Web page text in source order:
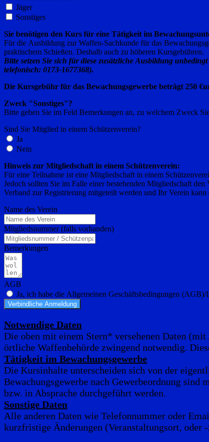
Jäger
Sonstiges
Sie benötigen den Kurs für eine Tätigkeit im
Für die Ausbildung zur Waffen-Sachkunde für das
praktischem Schießen. Deshalb auch zu höheren Kursgebühren.
Bitte setzen Sie sich für diese zusätzliche Ausbildung
telefonisch: 0173-1677368).
Die Kursgebühr für das Bewachungsgewerbe beträgt 250
Zweck "Sonstiges"?
Bitte geben Sie im Feld Bemerkungen an, zu welchem Zweck
Sind Sie Mitglied in einem Schützenverein?
Ja
Nein
Hinweis zur Mitgliedschaft in einem Schützenverein:
Für eine Teilnahme ist eine Mitgliedschaft in einem
Jedoch sollten Sie im Falle einer bestehenden Mitgliedschaft
Verband zur Registrierung mitgeteilt werden und Ihr Verein kann
Name des Verein
Mitgliedsnummer (falls vorhanden)
Bemerkungen
AGB
Ja, ich habe die Allgemeinen Geschäftsbedingungen (AGB)/
Verbindliche Anmeldung
Notwendige Daten
Die oben mit einem Stern* versehenen Daten
örtliche Waffenbehörde zwingend notwendig.
Tätigkeit im Bewachungsgewerbe
Die Kursinhalte unterscheiden sich von der
Bewachungsgewerbe nach Gewerbeordnung
bzw. in Absprache durchgeführt werden.
Sonstige Daten
Alle anderen Daten wie Telefonnummer oder
kurzfristige Änderungen (Veranstaltungsort, oder